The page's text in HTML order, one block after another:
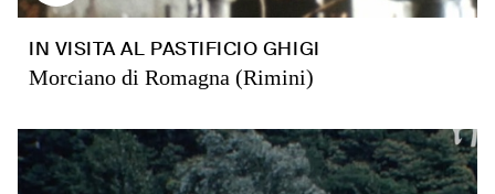
IN VISITA AL PASTIFICIO GHIGI
Morciano di Romagna (Rimini)